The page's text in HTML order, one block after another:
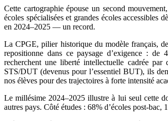
Cette cartographie épouse un second
écoles spécialisées et grandes écoles accessibles
en 2024–2025 — un record.
La CPGE, pilier historique du modèle français,
repositionne dans ce paysage d’exigence :
recherchent une liberté intellectuelle cadrée
STS/DUT (devenus pour l’essentiel BUT), ils
nos élèves pour des trajectoires à forte intensité
Le millésime 2024–2025 illustre à lui seul cette
autres pays. Côté études : 68% d’écoles post-